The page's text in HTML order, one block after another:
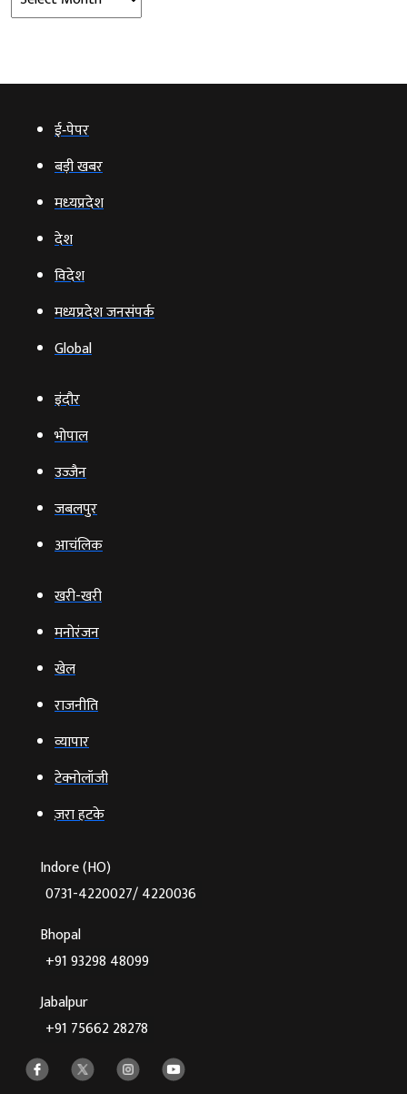
ई‑पेपर
बड़ी खबर
मध्‍यप्रदेश
देश
विदेश
मध्यप्रदेश जनसंपर्क
Global
इंदौर
भोपाल
उज्‍जैन
जबलपुर
आचंलिक
खरी-खरी
मनोरंजन
खेल
राजनीति
व्‍यापार
टेक्‍नोलॉजी
ज़रा हटके
Indore (HO)
0731-4220027/ 4220036
Bhopal
+91 93298 48099
Jabalpur
+91 75662 28278